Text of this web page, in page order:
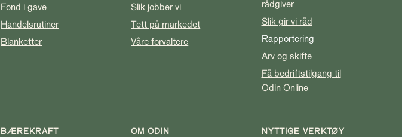
Fond i gave
Handelsrutiner
Blanketter
Slik jobber vi
Tett på markedet
Våre forvaltere
rådgiver
Slik gir vi råd
Rapportering
Arv og skifte
Få bedriftstilgang til
Odin Online
BÆREKRAFT OM ODIN NYTTIGE VERKTØY